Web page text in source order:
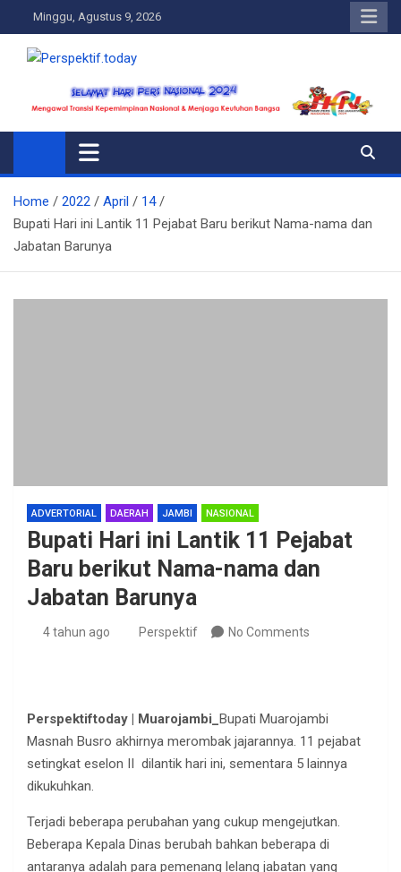
to
content
Minggu, Agustus 9, 2026
Perspektif.today
Ispiratif Profesional Independen
Home 2022 April
14
Bupati Hari ini Lantik 11 Pejabat Baru berikut Nama-nama dan
Jabatan Barunya
ADVERTORIAL DAERAH JAMBI NASIONAL
Bupati Hari ini Lantik 11 Pejabat
Baru berikut Nama-nama dan
Jabatan Barunya
4 tahun ago Perspektif No Comments
Perspektiftoday | Muarojambi_ Bupati Muarojambi
Masnah Busro akhirnya merombak jajarannya. 11 pejabat
setingkat eselon II dilantik hari ini, sementara 5 lainnya
dikukuhkan.
Terjadi beberapa perubahan yang cukup mengejutkan.
Beberapa Kepala Dinas berubah bahkan beberapa di
antaranya adalah para pemenang lelang jabatan yang